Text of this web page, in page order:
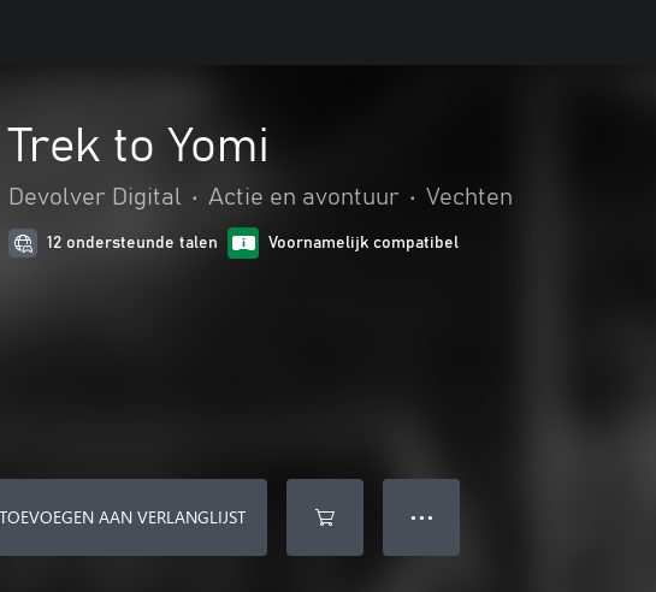
Trek to Yomi
Devolver Digital • Actie en avontuur • Vechten
12 ondersteunde talen Voornamelijk compatibel
TOEVOEGEN AAN VERLANGLIJST ● ● ●